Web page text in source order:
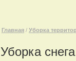
Главная / Уборка
Уборка